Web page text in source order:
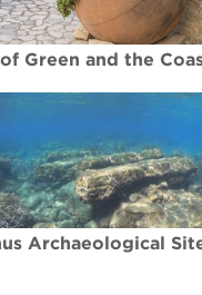
Green and the
Archaeological